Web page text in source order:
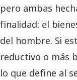
pero ambas
finalidad: el
del hombre. Si
reductivo o más
lo que define al